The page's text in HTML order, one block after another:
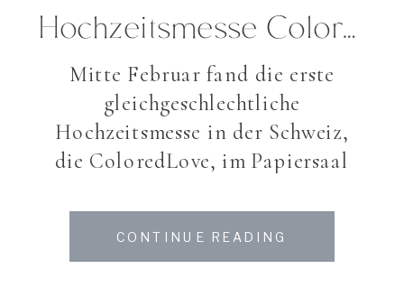
Mitte Februar fand die erste
gleichgeschlechtliche
Hochzeitsmesse in der Schweiz,
die ColoredLove, im Papiersaal
meines Fotografenkollegen
Richard Overtooom bekam ich die
Hochzeitsmesse Colored Love Zürich
CONTINUE READING